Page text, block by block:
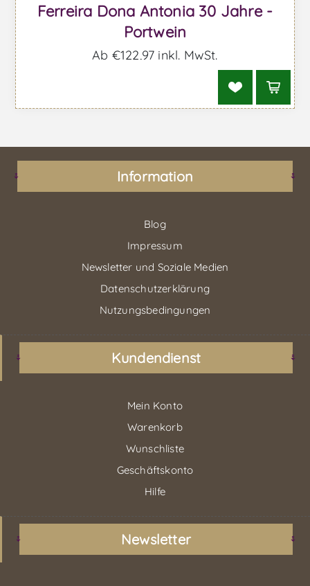
Ferreira Dona Antonia 30 Jahre -
Portwein
Ab €122,97 inkl. MwSt.
Information
Blog
Impressum
Newsletter und Soziale Medien
Datenschutzerklärung
Nutzungsbedingungen
Kundendienst
Mein Konto
Warenkorb
Wunschliste
Geschäftskonto
Hilfe
Newsletter